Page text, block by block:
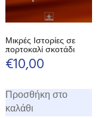
Μικρές Ιστορίες σε
πορτοκαλί σκοτάδι
€10,00
Προσθήκη στο
καλάθι